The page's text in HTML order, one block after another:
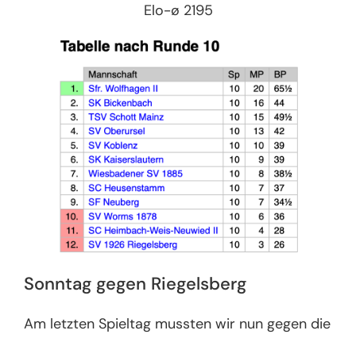
Elo-ø 2195
Sonntag gegen Riegelsberg
Am letzten Spieltag mussten wir nun gegen die